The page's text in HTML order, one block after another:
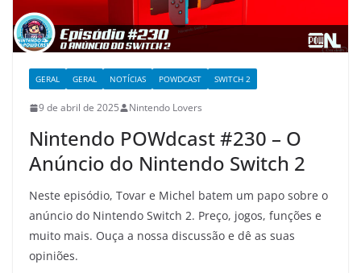
GERAL GERAL NOTÍCIAS POWDCAST SWITCH 2
9 de abril de 2025 Nintendo Lovers
Nintendo POWdcast #230 – O
Anúncio do Nintendo Switch 2
Neste episódio, Tovar e Michel batem um papo sobre o
anúncio do Nintendo Switch 2. Preço, jogos, funções e
muito mais. Ouça a nossa discussão e dê as suas
opiniões.